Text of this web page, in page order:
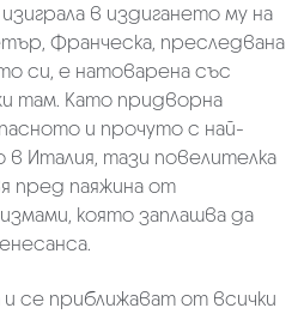
в издигането му на
Франческа, преследвана
си, е натоварена със
там. Като придворна
и прочуто с най-
Италия, тази повелителка
пред паяжина от
която заплашва да
се приближават от всички